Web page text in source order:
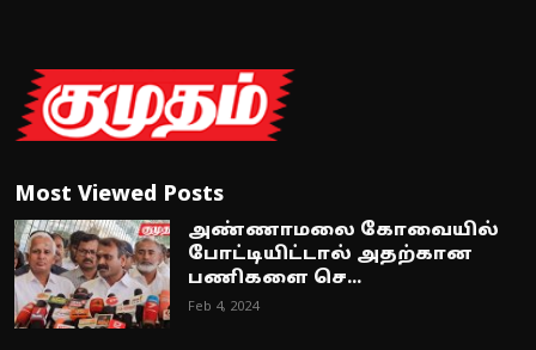
Most Viewed Posts
அண்ணாமலை கோவையில்
போட்டியிட்டால் அதற்கான
பணிகளை செ...
Feb 4, 2024